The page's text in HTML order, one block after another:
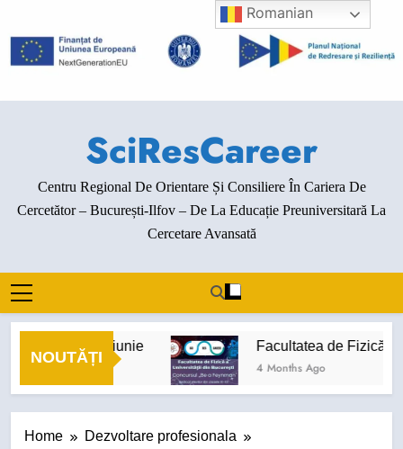
content
SciResCareer
Centru Regional De Orientare Și Consiliere În Cariera De
Cercetător – București-Ilfov – De La Educație Preuniversitară La
Cercetare Avansată
NOUTĂȚI
luna iunie
Ago
Facultatea de Fizică de
4 Months Ago
Home
Dezvoltare profesionala
Romanian